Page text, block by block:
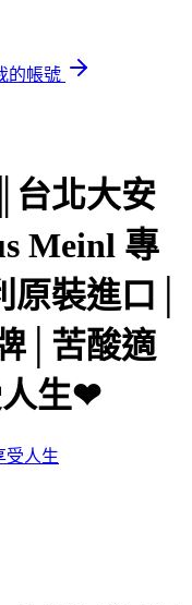
的帳號
台北大安
Meinl 專
裝進口│
│苦酸適
生❤
受人生